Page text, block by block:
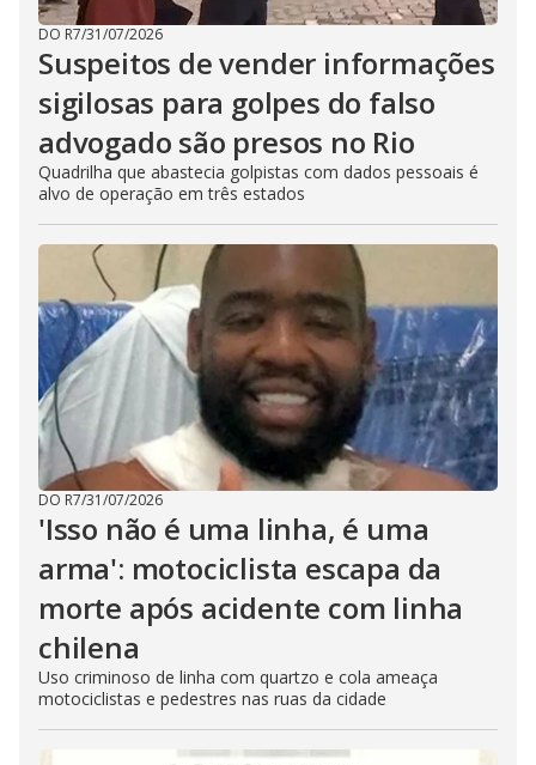
DO R7/31/07/2026
Suspeitos de vender informações
sigilosas para golpes do falso
advogado são presos no Rio
Quadrilha que abastecia golpistas com dados pessoais é
alvo de operação em três estados
DO R7/31/07/2026
'Isso não é uma linha, é uma
arma': motociclista escapa da
morte após acidente com linha
chilena
Uso criminoso de linha com quartzo e cola ameaça
motociclistas e pedestres nas ruas da cidade